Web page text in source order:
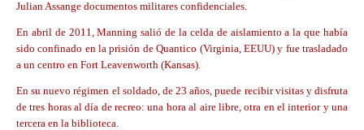
Julian Assange documentos militares confidenciales.
En abril de 2011, Manningsalió de la celda de aislamiento a la que había
sido confinado en la prisión de Quantico (Virginia, EEUU) y fue trasladado
a un centro en Fort Leavenworth (Kansas).
En su nuevo régimen el soldado, de 23 años,puede recibir visitas y disfruta
de tres horas al día de recreo: una hora al aire libre, otra en el interior y una
tercera en la biblioteca.